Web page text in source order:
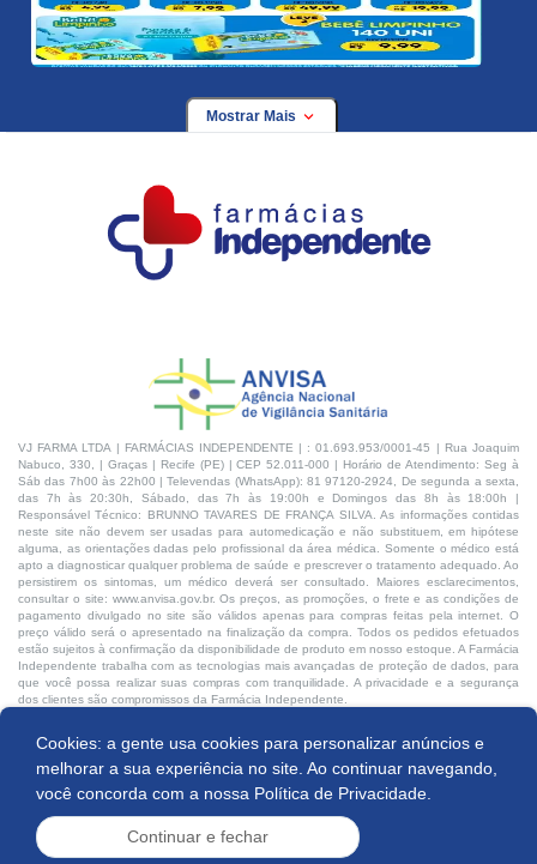
Cookies: a gente usa cookies para personalizar anúncios e
melhorar a sua experiência no site. Ao continuar navegando,
você concorda com a nossa Política de Privacidade.
Continuar e fechar
Mostrar Mais
VJ FARMA LTDA | FARMÁCIAS INDEPENDENTE | : 01.693.953/0001-45 | Rua Joaquim
Nabuco, 330, | Graças | Recife (PE) | CEP 52.011-000 | Horário de Atendimento: Seg à
Sáb das 7h00 às 22h00 | Televendas (WhatsApp): 81 97120-2924, De segunda a sexta,
das 7h às 20:30h, Sábado, das 7h às 19:00h e Domingos das 8h às 18:00h |
Responsável Técnico: BRUNNO TAVARES DE FRANÇA SILVA. As informações contidas
neste site não devem ser usadas para automedicação e não substituem, em hipótese
alguma, as orientações dadas pelo profissional da área médica. Somente o médico está
apto a diagnosticar qualquer problema de saúde e prescrever o tratamento adequado. Ao
persistirem os sintomas, um médico deverá ser consultado. Maiores esclarecimentos,
consultar o site: www.anvisa.gov.br. Os preços, as promoções, o frete e as condições de
pagamento divulgado no site são válidos apenas para compras feitas pela internet. O
preço válido será o apresentado na finalização da compra. Todos os pedidos efetuados
estão sujeitos à confirmação da disponibilidade de produto em nosso estoque. A Farmácia
Independente trabalha com as tecnologias mais avançadas de proteção de dados, para
que você possa realizar suas compras com tranquilidade. A privacidade e a segurança
dos clientes são compromissos da Farmácia Independente.
Desenvolvido por: